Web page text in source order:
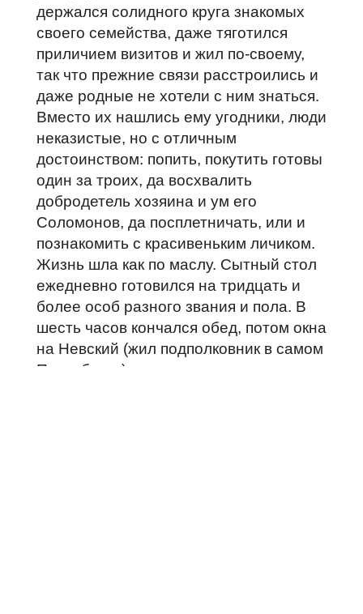
держался солидного круга знакомых
своего семейства, даже тяготился
приличием визитов и жил по‑своему,
так что прежние связи расстроились и
даже родные не хотели с ним знаться.
Вместо их нашлись ему угодники, люди
неказистые, но с отличным
достоинством: попить, покутить готовы
один за троих, да восхвалить
добродетель хозяина и ум его
Соломонов, да посплетничать, или и
познакомить с красивеньким личиком.
Жизнь шла как по маслу. Сытный стол
ежедневно готовился на тридцать и
более особ разного звания и пола. В
шесть часов кончался обед, потом окна
на Невский (жил подполковник в самом
Петербурге) закрывались ставнями, и